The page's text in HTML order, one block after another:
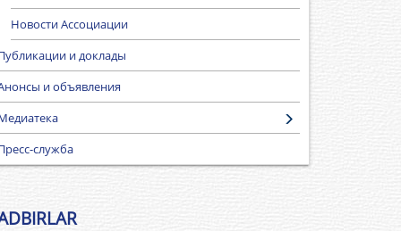
Новости Ассоциации
и доклады
и объявления
служба